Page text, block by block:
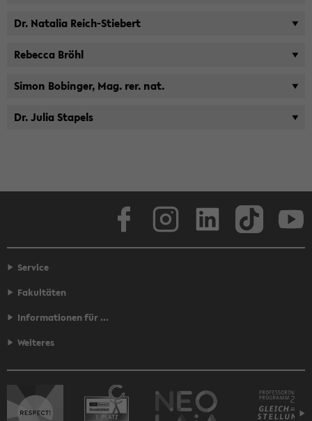
Dr. Na­ta­lia Reich-​Stiebert
Re­bec­ca Bröhl
Simon Bo­bin­ger, Mag. rer. nat.
Dr. Julia Sta­pels
Face­book
Service
Fakultäten
Informationen für ...
Weiteres